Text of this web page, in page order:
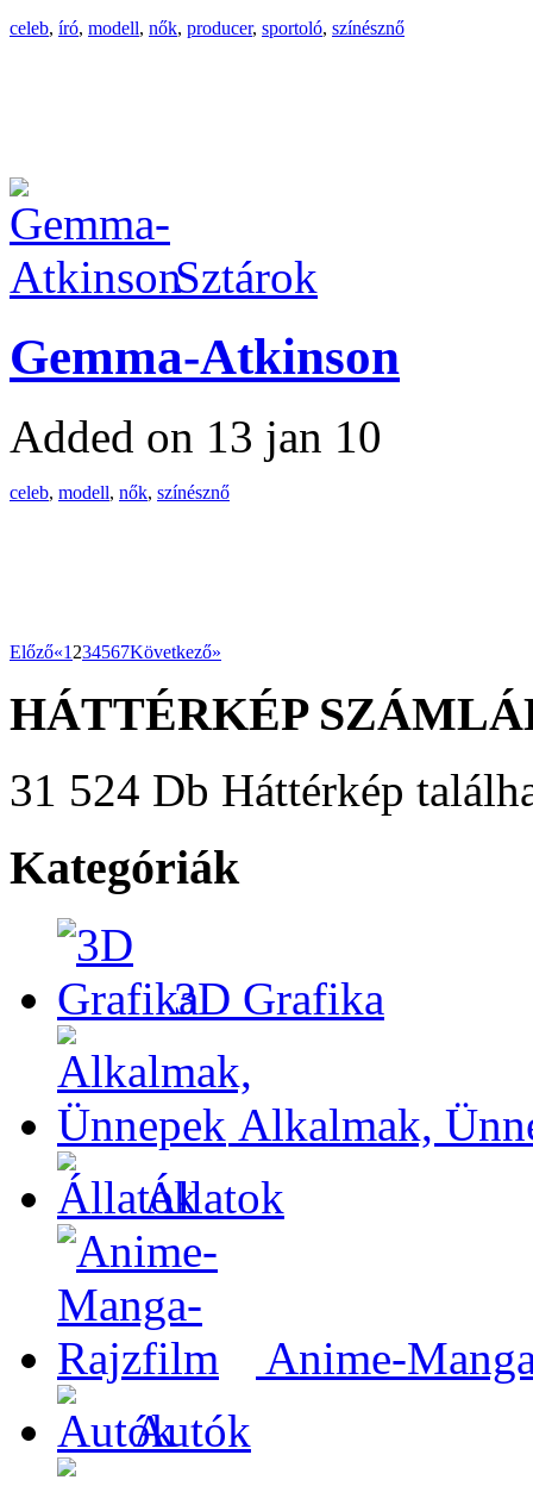
celeb, író, modell, nők, producer, sportoló, színésznő
Sztárok
Gemma-Atkinson
Added on 13 jan 10
celeb, modell, nők, színésznő
Előző«1 234567Következő»
HÁTTÉRKÉP
31 524 Db Háttérkép
Kategóriák
3D Grafika
Alkalmak,
Állatok
Anime-
Autók